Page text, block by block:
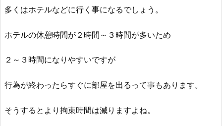
多くはホテルなどに行く事になるでしょう。
ホテルの休憩時間が２時間～３時間が多いため
２～３時間になりやすいですが
行為が終わったらすぐに部屋を出るって事もあります。
そうするとより拘束時間は減りますよね。